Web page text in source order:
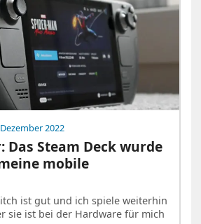
2022
Das Steam Deck wurde
mobile
ist gut und ich spiele weiterhin
sie ist bei der Hardware für mich